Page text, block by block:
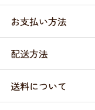
お支払い方法
配送方法
送料について